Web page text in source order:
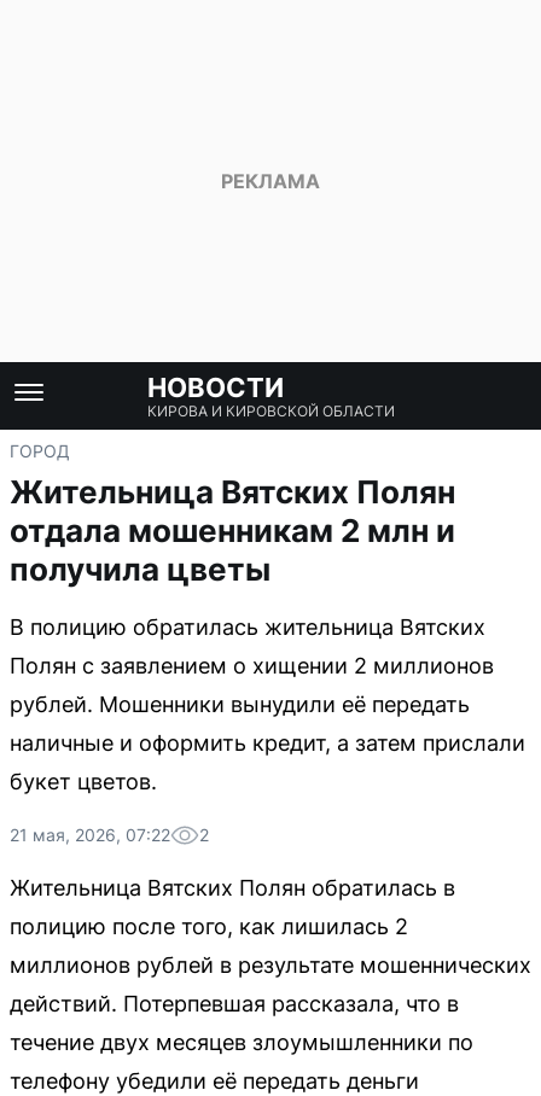
НОВОСТИ
КИРОВА И КИРОВСКОЙ ОБЛАСТИ
ГОРОД
Жительница Вятских Полян
отдала мошенникам 2 млн и
получила цветы
В полицию обратилась жительница Вятских
Полян с заявлением о хищении 2 миллионов
рублей. Мошенники вынудили её передать
наличные и оформить кредит, а затем прислали
букет цветов.
21 мая, 2026, 07:22 2
Жительница Вятских Полян обратилась в
полицию после того, как лишилась 2
миллионов рублей в результате мошеннических
действий. Потерпевшая рассказала, что в
течение двух месяцев злоумышленники по
телефону убедили её передать деньги